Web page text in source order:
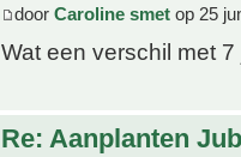
door Caroline smet op 25
Wat een verschil met
Re: Aanplanten